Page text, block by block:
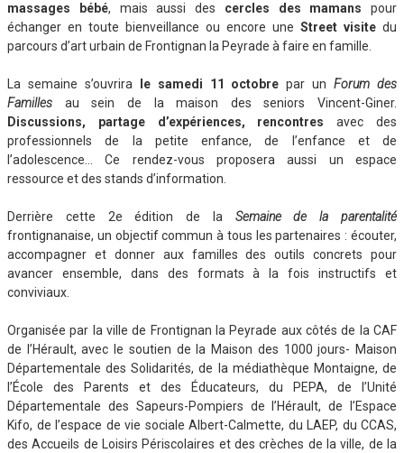
massages bébé, mais aussi des cercles des mamans pour
échanger en toute bienveillance ou encore une Street visite du
parcours d’art urbain de Frontignan la Peyrade à faire en famille.
La semaine s’ouvrira le samedi 11 octobre par unForum des
Familles au sein de la maison des seniors Vincent-Giner.
Discussions, partage d’expériences, rencontres avec des
professionnels de la petite enfance, de l’enfance et de
l’adolescence… Ce rendez-vous proposera aussi un espace
ressource et des stands d’information.
Derrière cette 2e édition de la Semaine de la parentalité
frontignanaise, un objectif commun à tous les partenaires : écouter,
accompagner et donner aux familles des outils concrets pour
avancer ensemble, dans des formats à la fois instructifs et
conviviaux.
Organisée par la ville de Frontignan la Peyrade aux côtés de la CAF
de l’Hérault, avec le soutien de la Maison des 1000 jours- Maison
Départementale des Solidarités, de la médiathèque Montaigne, de
l’École des Parents et des Éducateurs, du PEPA, de l’Unité
Départementale des Sapeurs-Pompiers de l’Hérault, de l’Espace
Kifo, de l’espace de vie sociale Albert-Calmette, du LAEP, du CCAS,
des Accueils de Loisirs Périscolaires et des crèches de la ville, de la